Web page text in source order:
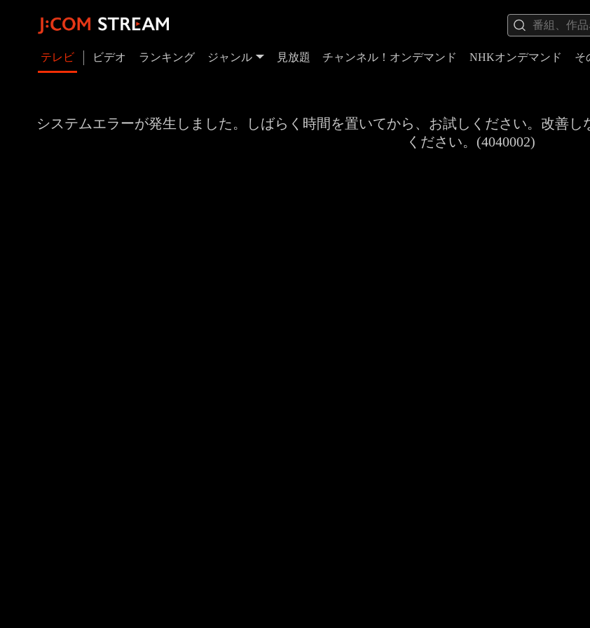
テレビ ビデオ ランキング ジャンル 見放題 チャンネル！オンデマンド NHKオンデマンド そ
システムエラーが発生しました。しばらく時間を置いてから、お試しください。改善
ください。(4040002)